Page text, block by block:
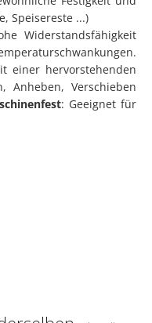
Speisereste ...)
Widerstandsfähigkeit
einer hervorstehenden
Anheben, Verschieben
: Geeignet für